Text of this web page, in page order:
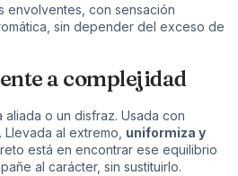
envolventes, con sensación
sin depender del exceso de
a complejidad
aliada o un disfraz. Usada con
al extremo, uniformiza y
reto está en encontrar ese equilibrio
al carácter, sin sustituirlo.